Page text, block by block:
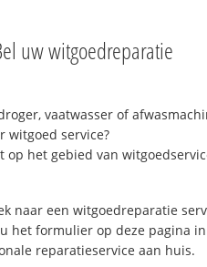
uw witgoedreparatie
vaatwasser of
witgoed service?
op het gebied van
naar een witgoedreparatie
het formulier op deze pagina
reparatieservice aan huis.